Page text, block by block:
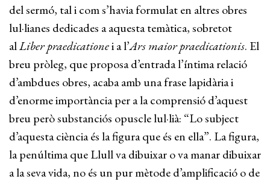
del sermó, tal i com s’havia formulat en altres obres
lul·lianes dedicades a aquesta temàtica, sobretot
alLiber praedicationei a l’Ars maior praedicationis. El
breu pròleg, que proposa d’entrada l’íntima relació
d’ambdues obres, acaba amb una frase lapidària i
d’enorme importància per a la comprensió d’aquest
breu però substanciós opuscle lul·lià: “Lo subject
d’aquesta ciència és la figura que és en ella”. La figura,
la penúltima que Llull va dibuixar o va manar dibuixar
a la seva vida, no és un pur mètode d’amplificació o de